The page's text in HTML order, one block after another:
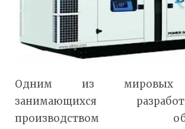
Одним из мировых
занимающихся
производством